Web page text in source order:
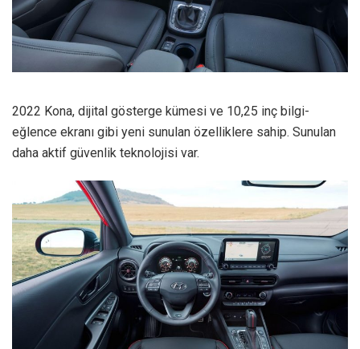
2022 Kona, dijital gösterge kümesi ve 10,25 inç bilgi-
eğlence ekranı gibi yeni sunulan özelliklere sahip. Sunulan
daha aktif güvenlik teknolojisi var.